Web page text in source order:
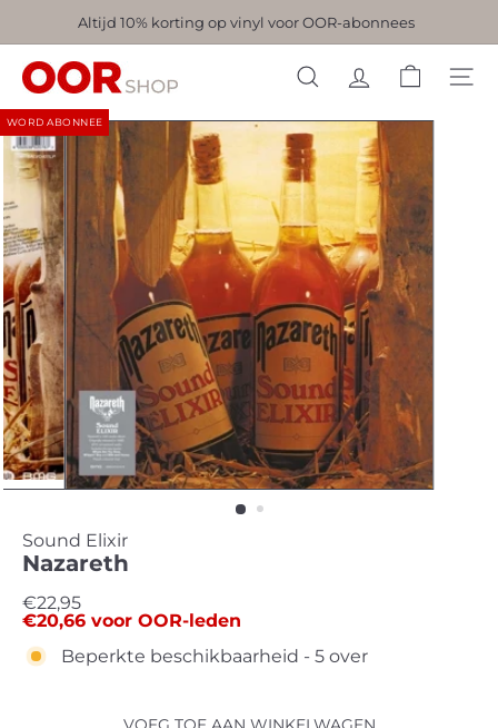
inhoud
gaan
Pauzeer
Altijd 10% korting op vinyl voor OOR-abonnees
O
O
R
-
h
o
p
WORD ABONNEE
ZOEKEN
Sound Elixir
Nazareth
Standaard
€22,95
€20,66 voor OOR-leden
Beperkte beschikbaarheid - 5 over